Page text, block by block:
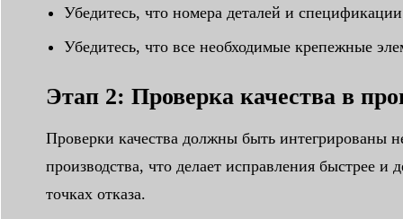
Убедитесь, что номера деталей и
Убедитесь, что все необходимые крепежные
Этап 2: Проверка качества в
Проверки качества должны быть интегрированы
производства, что делает исправления быстрее
точках отказа.